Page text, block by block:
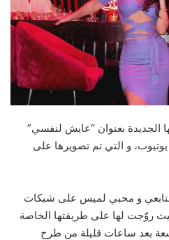
الجديدة بعنوان “عايش لنفسي”
و التي تم تصويرها على
متابعي و محبي لميس على شبكات
روّجت لها على طريقتها الخاصة
بعد ساعات قليلة من طرح